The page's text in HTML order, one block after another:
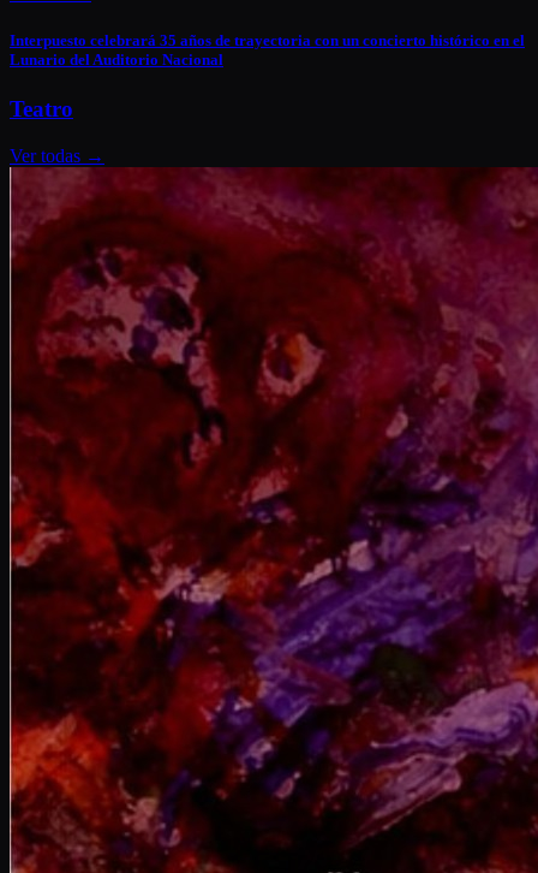
Interpuesto celebrará 35 años de trayectoria con un concierto histórico en el
Lunario del Auditorio Nacional
Teatro
Ver todas →